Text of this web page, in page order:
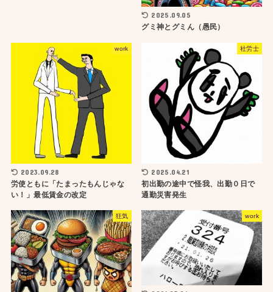
2025.09.05
グミ神とグミん（愚民）
work
2023.09.28
労使ともに「たまったもんじゃな
い！」最低賃金の改定
社労士
2025.04.21
初出勤の途中で怪我、出勤０日で
通勤災害発生
狂気 work